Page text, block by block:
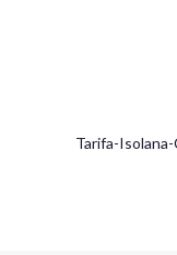
Tarifa-